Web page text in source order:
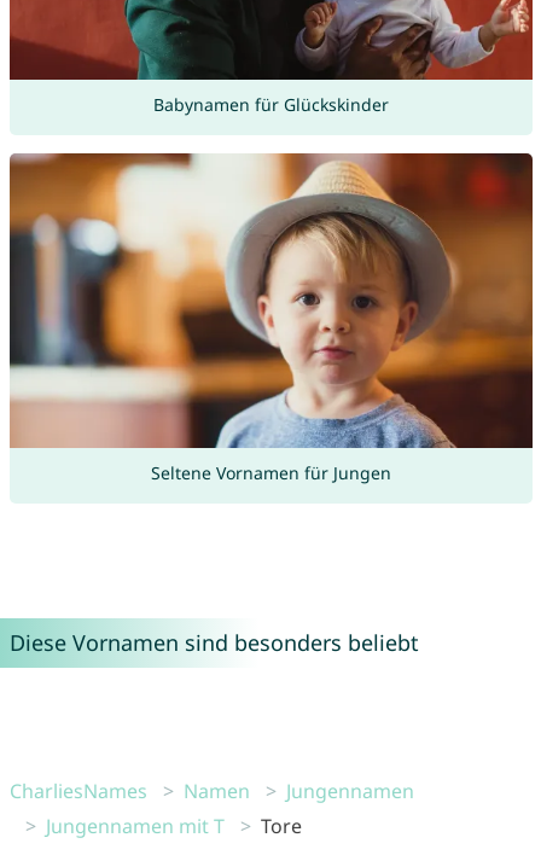
Babynamen für Glückskinder
Seltene Vornamen für Jungen
Diese Vornamen sind besonders beliebt
CharliesNames Namen
Jungennamen
Jungennamen mit T
Tore